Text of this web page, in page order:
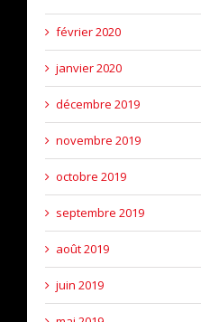
février 2020
janvier 2020
décembre 2019
novembre 2019
octobre 2019
septembre 2019
août 2019
juin 2019